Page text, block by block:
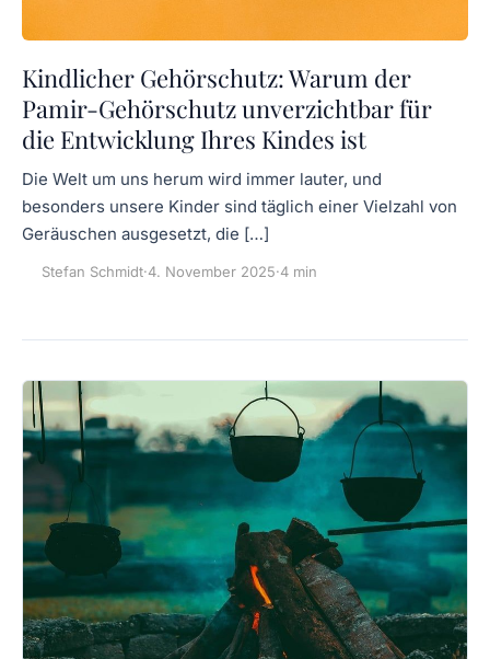
Kindlicher Gehörschutz: Warum der
Pamir-Gehörschutz unverzichtbar für
die Entwicklung Ihres Kindes ist
Die Welt um uns herum wird immer lauter, und
besonders unsere Kinder sind täglich einer Vielzahl von
Geräuschen ausgesetzt, die […]
Stefan Schmidt·4. November 2025·4 min